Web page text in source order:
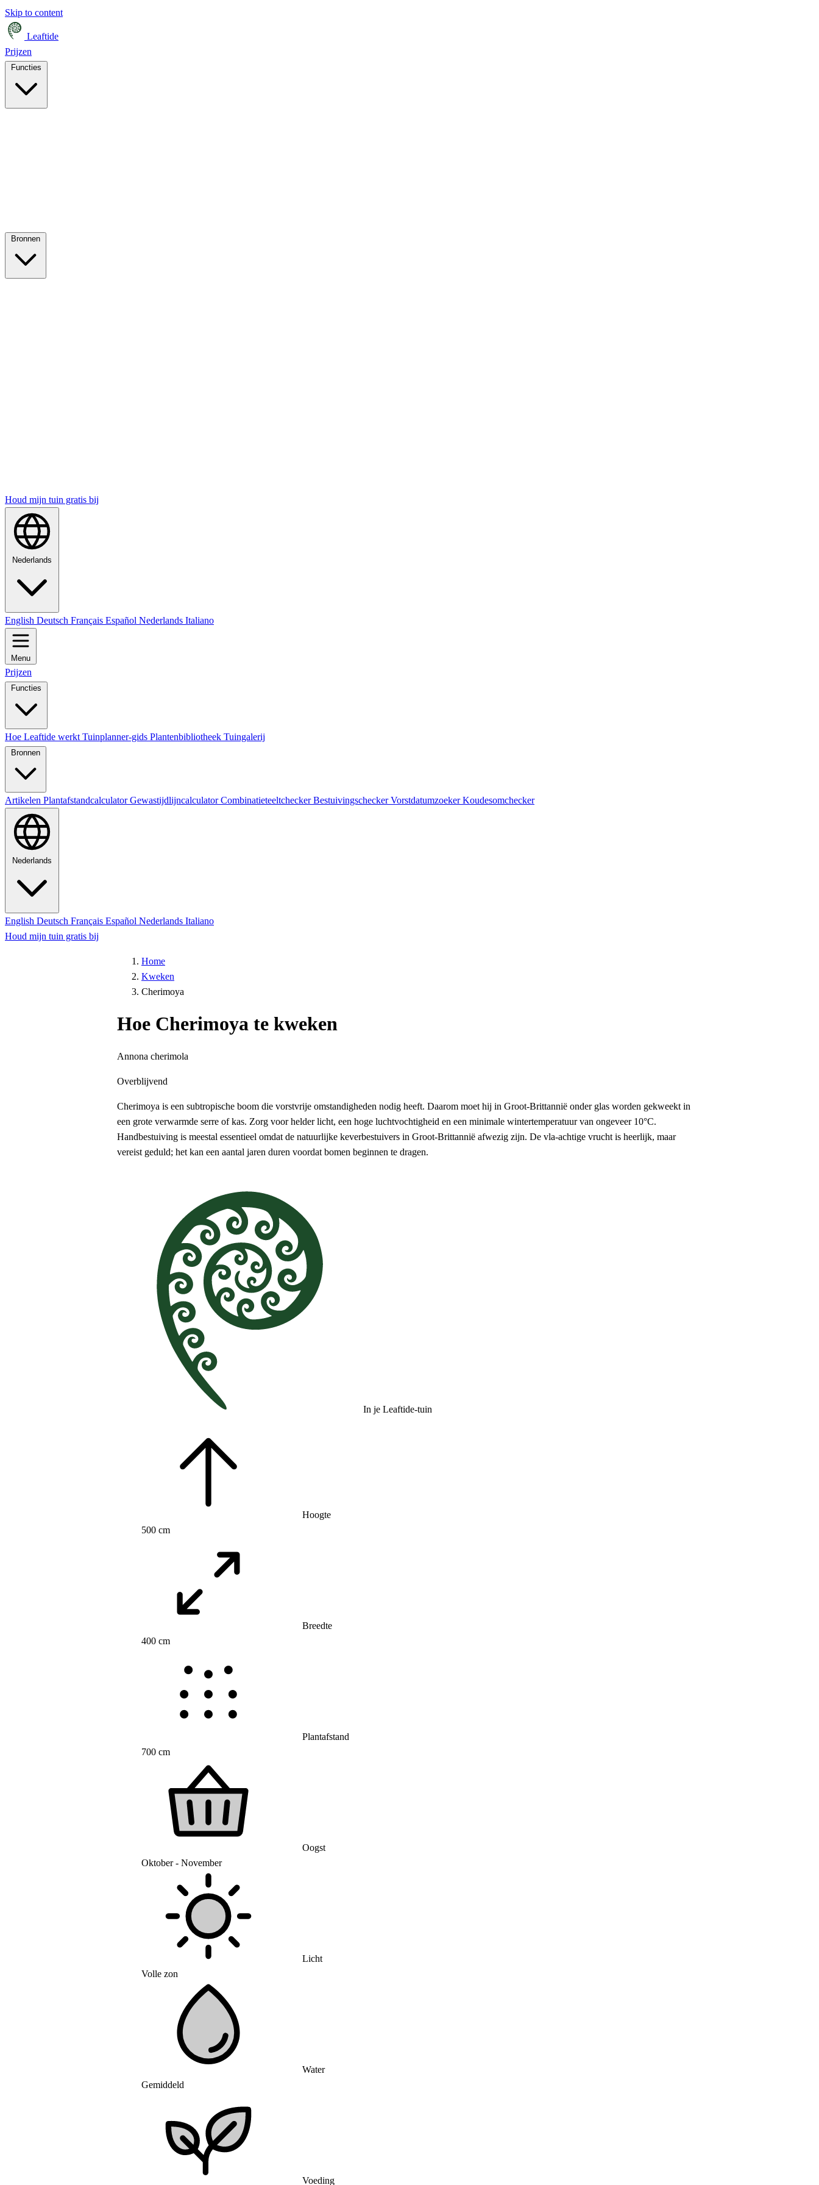
Skip to content
Leaftide
Prijzen
Houd mijn tuin gratis bij
Nederlands
English Deutsch Français Español Nederlands Italiano
Menu
Prijzen
Functies
Hoe Leaftide werkt Tuinplanner-gids Plantenbibliotheek Tuingalerij
Bronnen
Artikelen PlantafstandcalculatorGewastijdlijncalculatorCombinatieteeltcheckerBestuivingscheckerVorstdatumzoekerKoudesomchecker
Nederlands
English Deutsch Français Español Nederlands Italiano
Houd mijn tuin gratis bij
Home
Kweken
Cherimoya
Hoe Cherimoya te kweken
Annona cherimola
Overblijvend
Cherimoya is een subtropische boom die vorstvrije omstandigheden nodig heeft. Daarom moet hij in Groot-Brittannië onder glas worden gekweekt in
een grote verwarmde serre of kas. Zorg voor helder licht, een hoge luchtvochtigheid en een minimale wintertemperatuur van ongeveer 10°C.
Handbestuiving is meestal essentieel omdat de natuurlijke keverbestuivers in Groot-Brittannië afwezig zijn. De vla-achtige vrucht is heerlijk, maar
vereist geduld; het kan een aantal jaren duren voordat bomen beginnen te dragen.
In je Leaftide-tuin
Hoogte
500 cm
Breedte
400 cm
Plantafstand
700 cm
Oogst
Oktober - November
Licht
Volle zon
Water
Gemiddeld
Voeding